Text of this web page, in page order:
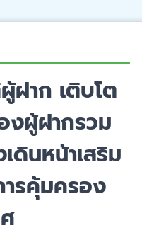
ฝาก เติบโต
งผู้ฝากรวม
ดินหน้าเสริม
ารคุ้มครอง